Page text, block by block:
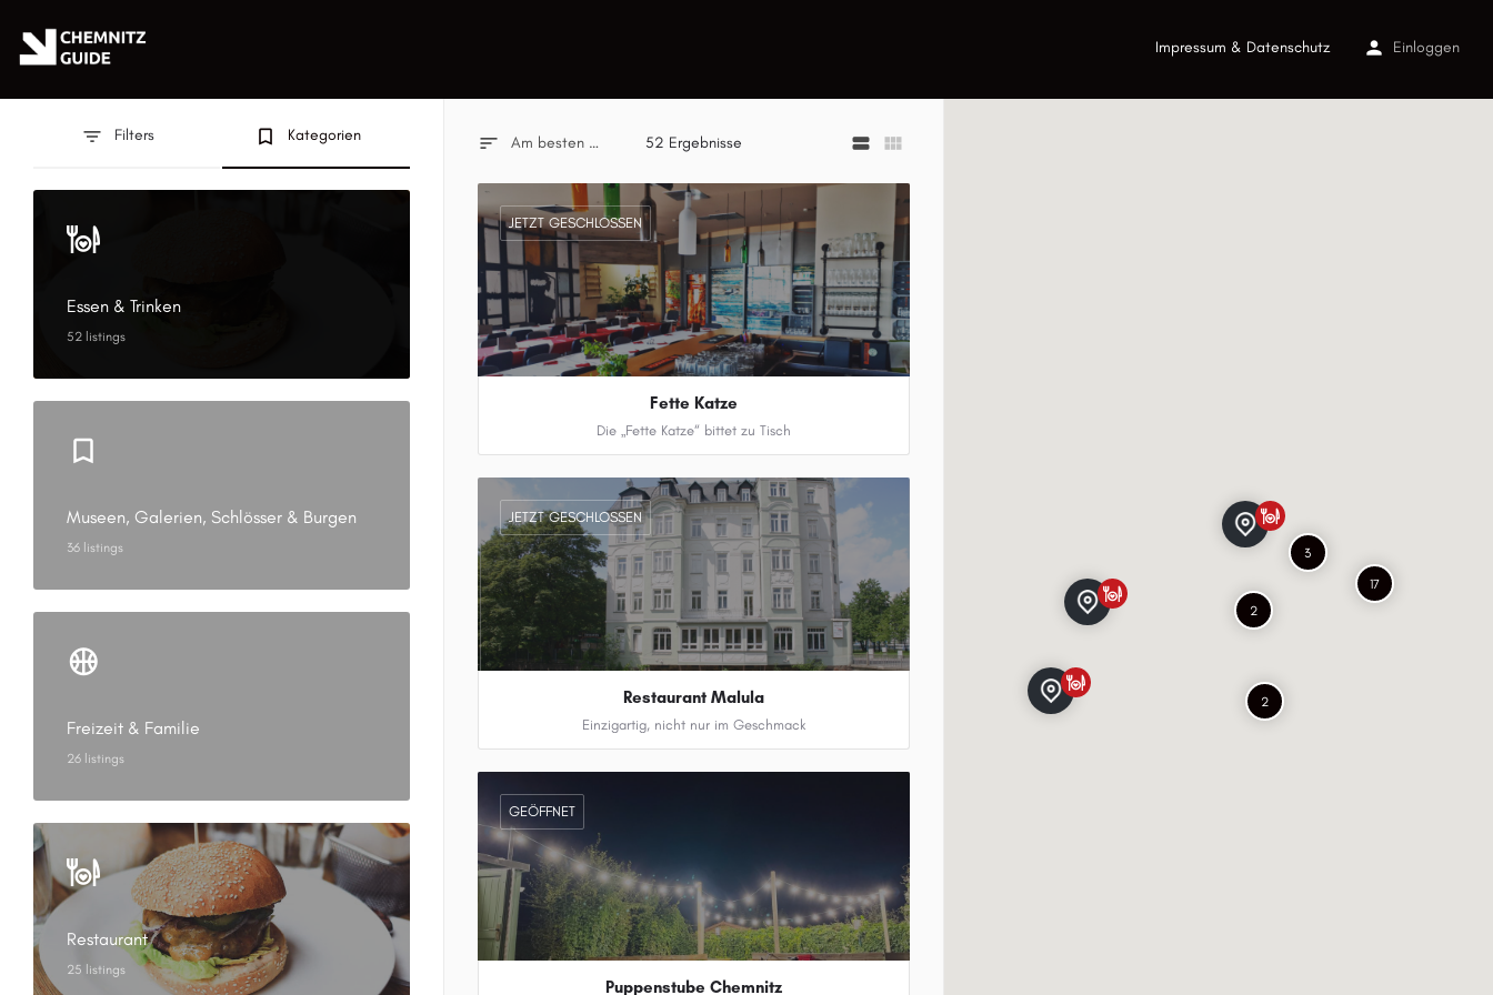
Einloggen
Impressum & Datenschutz
Filters bookmark_border Kategorien
Essen & Trinken
52 listings
Museen, Galerien, Schlösser & Burgen
36 listings
Freizeit & Familie
26 listings
Restaurant
25 listings
Am besten Bewertet 52 Ergebnisse view_stream view_module
Fette Katze
Die „Fette Katze“ bittet zu Tisch
JETZT GESCHLOSSEN
Restaurant Malula
Einzigartig, nicht nur im Geschmack
JETZT GESCHLOSSEN
Puppenstube Chemnitz
GEÖFFNET
17
2
2
3